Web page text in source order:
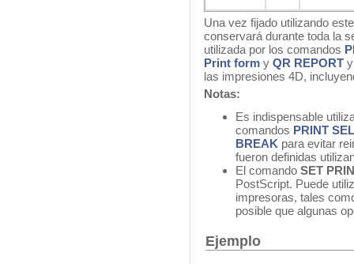
Una vez fijado utilizando
conservará durante toda la
utilizada por los comandos
Print form y QR REPORT
las impresiones 4D,
Notas:
Es indispensable
comandos PRINT
BREAK para evitar
fueron definidas
El comando SET
PostScript. Puede
impresoras, tales
posible que algunas
Ejemplo